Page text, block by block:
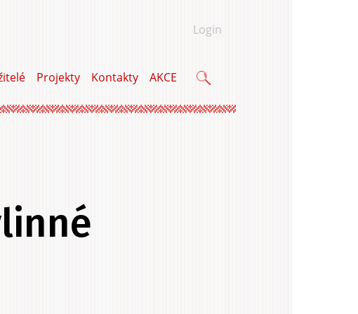
Login
Projekty Kontakty AKCE
domu a bytu